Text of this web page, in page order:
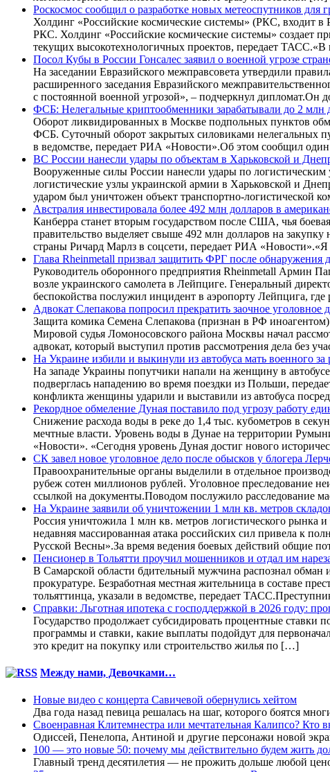
Роскосмос сообщил о разработке новых метеоспутников для
Холдинг «Российские космические системы» (РКС, входит
РКС. Холдинг «Российские космические системы» создает
текущих высокотехнологичных проектов, передает
Посол Кубы в России Гонсалес заявил о военной угрозе
На заседании Евразийского межправсовета утвердили
расширенного заседания Евразийского
с постоянной военной угрозой», – подчеркнул дипломат.Он
ФСБ: Нелегальные криптообменники зарабатывали до 2 млн
Оборот ликвидированных в Москве подпольных пунктов
ФСБ. Суточный оборот закрытых силовиками нелегальных
в ведомстве, передает РИА «Новости».Об этом сообщил
ВС России нанесли удары по объектам в Харьковской и
Вооруженные силы России нанесли удары по
логистические узлы украинской армии в Харьковской и
ударом был уничтожен объект транспортно-логистической
Австралия инвестировала более 492 млн долларов в
Канберра станет вторым государством после США, чья
правительство выделяет свыше 492 млн долларов на
страны Ричард Марлз в соцсети, передает РИА
Глава Rheinmetall призвал защитить ФРГ после обнаружения
Руководитель оборонного предприятия Rheinmetall Армин
возле украинского самолета в Лейпциге. Генеральный
беспокойства послужил инцидент в аэропорту Лейпцига,
Адвокат Слепакова попросил прекратить заочное уголовное
Защита комика Семена Слепакова (признан в РФ иноагентом)
Мировой судья Ломоносовского района Москвы начал
адвокат, который выступил против рассмотрения дела без
На Украине избили и выкинули из автобуса мать военного за
На западе Украины попутчики напали на женщину в
подверглась нападению во время поездки из Польши,
конфликта женщины ударили и выставили из автобуса
Рекордное обмеление Дуная поставило под угрозу работу
Снижение расхода воды в реке до 1,4 тыс. кубометров в
мечтные власти. Уровень воды в Дунае на территории
«Новости». «Сегодня уровень Дуная достиг нового
СК завел новое уголовное дело после обысков у блогера
Правоохранительные органы выделили в отдельное
рубеж сотен миллионов рублей. Уголовное преследование
ссылкой на документы.Поводом послужило расследование
На Украине заявили об уничтожении 1 млн кв. метров
Россия уничтожила 1 млн кв. метров логистического рынка
недавняя массированная атака российских сил привела к
Русской Весны».За время ведения боевых действий общие
Пенсионер в Тольятти проучил мошенников и отдал им
В Самарской области бдительный мужчина распознал
прокуратуре. Безработная местная жительница в составе
тольяттинца, указали в ведомстве, передает
Справки: Льготная ипотека с господдержкой в 2026 году:
Государство продолжает субсидировать процентные ставки
программы и ставки, какие выплаты подойдут для
это кредит на покупку или строительство жилья по […]
Между нами, Девочками…
Новые видео с концерта Савичевой обернулись хейтом
Два года назад певица решалась на шаг, которого боятся
Своенравная Клитемнестра или мечтательная Калипсо? Кто
Одиссей, Пенелопа, Антиной и другие персонажи новой
100 — это новые 50: почему мы действительно будем жить
Главный тренд десятилетия — не прожить дольше любой